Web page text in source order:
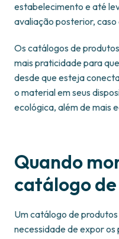
estabelecimento e até
avaliação posterior, caso
Os catálogos de
mais praticidade para
desde que esteja
o material em seus
ecológica, além de mais
Quando
catálogo
Um catálogo de
necessidade de expor